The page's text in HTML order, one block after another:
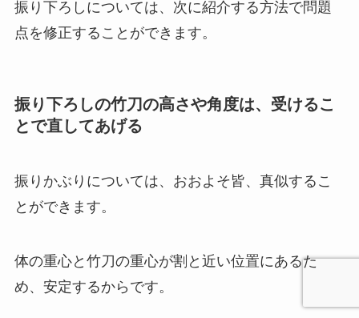
振り下ろしについては、次に紹介する方法で問題
点を修正することができます。
振り下ろしの竹刀の高さや角度は、受けるこ
とで直してあげる
振りかぶりについては、おおよそ皆、真似するこ
とができます。
体の重心と竹刀の重心が割と近い位置にあるた
め、安定するからです。